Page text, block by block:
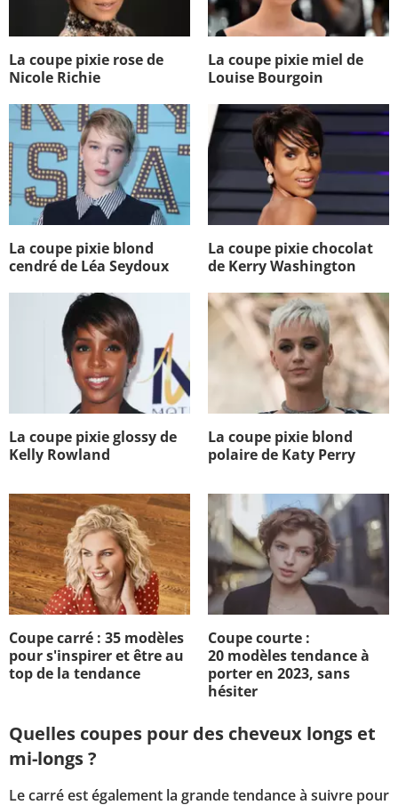
La coupe pixie rose de
Nicole Richie
La coupe pixie miel de
Louise Bourgoin
La coupe pixie blond
cendré de Léa Seydoux
La coupe pixie chocolat
de Kerry Washington
La coupe pixie glossy de
Kelly Rowland
La coupe pixie blond
polaire de Katy Perry
Coupe carré : 35 modèles
pour s'inspirer et être au
top de la tendance
Coupe courte :
20 modèles tendance à
porter en 2023, sans
hésiter
Quelles coupes pour des cheveux longs et
mi-longs ?
Le carré est également la grande tendance à suivre pour